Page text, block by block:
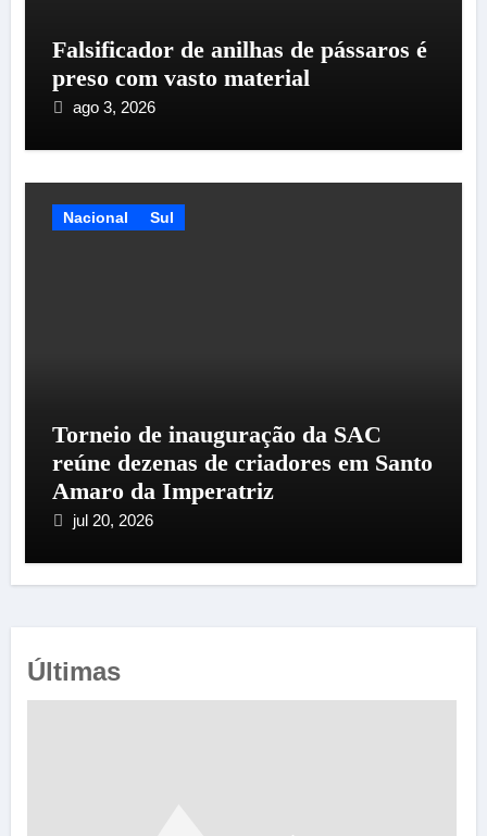
Falsificador de anilhas de pássaros é
preso com vasto material
ago 3, 2026
Nacional Sul
Torneio de inauguração da SAC
reúne dezenas de criadores em Santo
Amaro da Imperatriz
jul 20, 2026
Últimas